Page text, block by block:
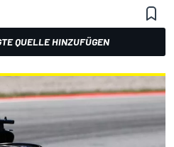
QUELLE HINZUFÜGEN